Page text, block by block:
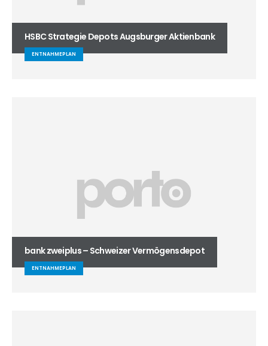
HSBC Strategie Depots Augsburger Aktienbank
ENTNAHMEPLAN
bank zweiplus – Schweizer Vermögensdepot
ENTNAHMEPLAN